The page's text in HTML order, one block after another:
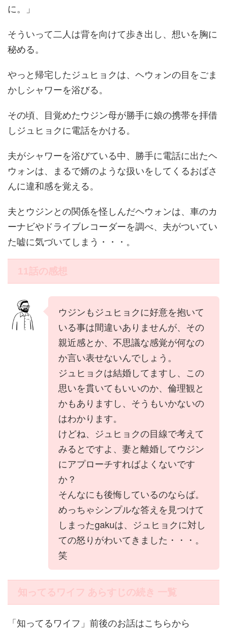
に。」
そういって二人は背を向けて歩き出し、想いを胸に
秘める。
やっと帰宅したジュヒョクは、ヘウォンの目をごま
かしシャワーを浴びる。
その頃、目覚めたウジン母が勝手に娘の携帯を拝借
しジュヒョクに電話をかける。
夫がシャワーを浴びている中、勝手に電話に出たヘ
ウォンは、まるで婿のような扱いをしてくるおばさ
んに違和感を覚える。
夫とウジンとの関係を怪しんだヘウォンは、車のカ
ーナビやドライブレコーダーを調べ、夫がついてい
た嘘に気づいてしまう・・・。
11話の感想
ウジンもジュヒョクに好意を抱いて
いる事は間違いありませんが、その
親近感とか、不思議な感覚が何なの
か言い表せないんでしょう。
ジュヒョクは結婚してますし、この
思いを貫いてもいいのか、倫理観と
かもありますし、そうもいかないの
はわかります。
けどね、ジュヒョクの目線で考えて
みるとですよ、妻と離婚してウジン
にアプローチすればよくないです
か？
そんなにも後悔しているのならば。
めっちゃシンプルな答えを見つけて
しまったgakuは、ジュヒョクに対し
ての怒りがわいてきました・・・。
笑
知ってるワイフ あらすじの続き 一覧
「知ってるワイフ」前後のお話はこちらから